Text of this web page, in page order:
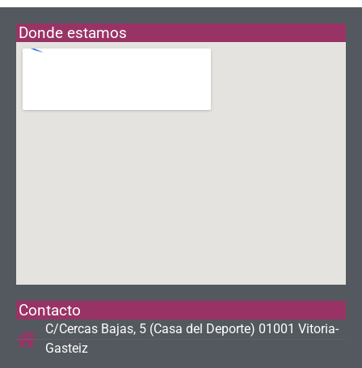
Donde estamos
Contacto
C/Cercas Bajas, 5 (Casa del Deporte) 01001 Vitoria-
Gasteiz